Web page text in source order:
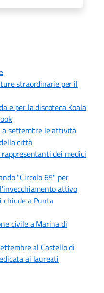
straordinarie per il
e per la discoteca Koala
a settembre le attività
città
dei medici
"Circolo 65" per
attivo
chiude a Punta
civile a Marina di
al Castello di
ai laureati